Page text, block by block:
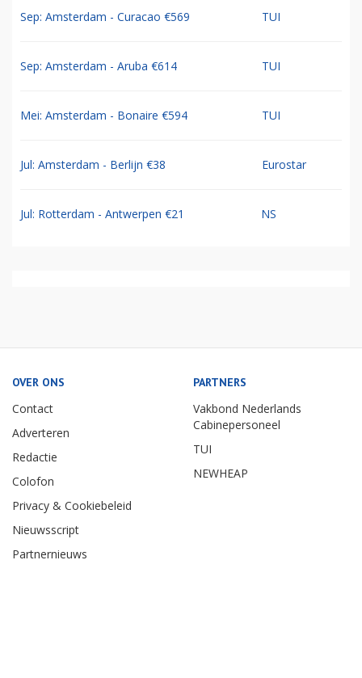
Sep: Amsterdam - Curacao €569 TUI
Sep: Amsterdam - Aruba €614 TUI
Mei: Amsterdam - Bonaire €594 TUI
Jul: Amsterdam - Berlijn €38 Eurostar
Jul: Rotterdam - Antwerpen €21 NS
OVER ONS
Contact
Adverteren
Redactie
Colofon
Privacy & Cookiebeleid
Nieuwsscript
Partnernieuws
PARTNERS
Vakbond Nederlands
Cabinepersoneel
TUI
NEWHEAP